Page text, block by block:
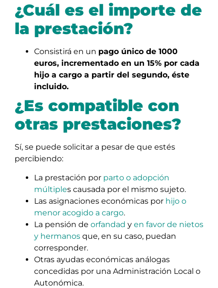
¿Cuál es el importe de
la prestación?
Consistirá en un pago único de 1000
euros, incrementado en un 15% por cada
hijo a cargo a partir del segundo, éste
incluido.
¿Es compatible con
otras prestaciones?
Sí, se puede solicitar a pesar de que estés
percibiendo:
La prestación por parto o adopción
múltiples causada por el mismo sujeto.
Las asignaciones económicas por hijo o
menor acogido a cargo.
La pensión de orfandad y en favor de nietos
y hermanos que, en su caso, puedan
corresponder.
Otras ayudas económicas análogas
concedidas por una Administración Local o
Autonómica.